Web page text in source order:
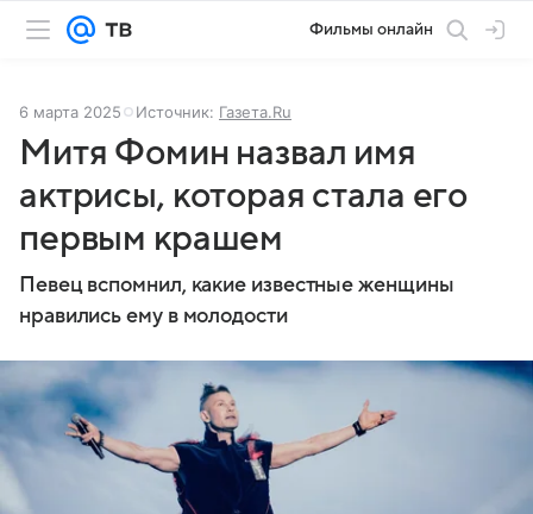
Фильмы онлайн
6 марта 2025 Источник: Газета.Ru
Митя Фомин назвал имя
актрисы, которая стала его
первым крашем
Певец вспомнил, какие известные женщины
нравились ему в молодости